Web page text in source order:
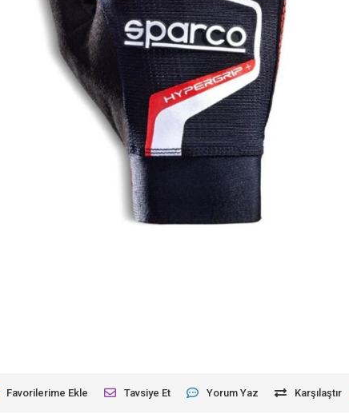
Favorilerime Ekle Tavsiye Et Yorum Yaz Karşılaştır